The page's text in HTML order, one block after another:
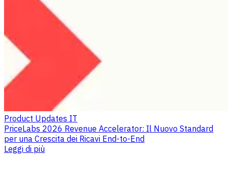
Product Updates IT
PriceLabs 2026 Revenue Accelerator: Il Nuovo Standard
per una Crescita dei Ricavi End-to-End
Leggi di più